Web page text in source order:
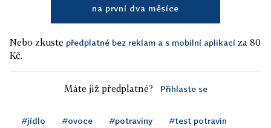
na první dva měsíce
Nebo zkuste předplatné bez reklam a s mobilní aplikací za 80
Kč.
Máte již předplatné? Přihlaste se
#jídlo #ovoce #potraviny #test potravin